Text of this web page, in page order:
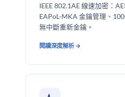
IEEE 802.1AE 線速加密：
EAPoL-MKA 金鑰管理、
無中斷重新金鑰。
閱讀深度解析 →